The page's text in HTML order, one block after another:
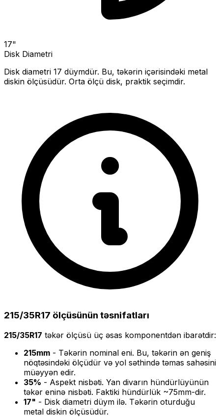
17"
Disk Diametri
Disk diametri 17 düymdür. Bu, təkərin içərisindəki metal
diskin ölçüsüdür. Orta ölçü disk, praktik seçimdir.
215/35R17 ölçüsünün təsnifatları
215/35R17 təkər ölçüsü üç əsas komponentdən ibarətdir:
215mm - Təkərin nominal eni. Bu, təkərin ən geniş
nöqtəsindəki ölçüdür və yol səthində təmas sahəsini
müəyyən edir.
35% - Aspekt nisbəti. Yan divarın hündürlüyünün
təkər eninə nisbəti. Faktiki hündürlük ~75mm-dir.
17" - Disk diametri düym ilə. Təkərin oturduğu
metal diskin ölçüsüdür.